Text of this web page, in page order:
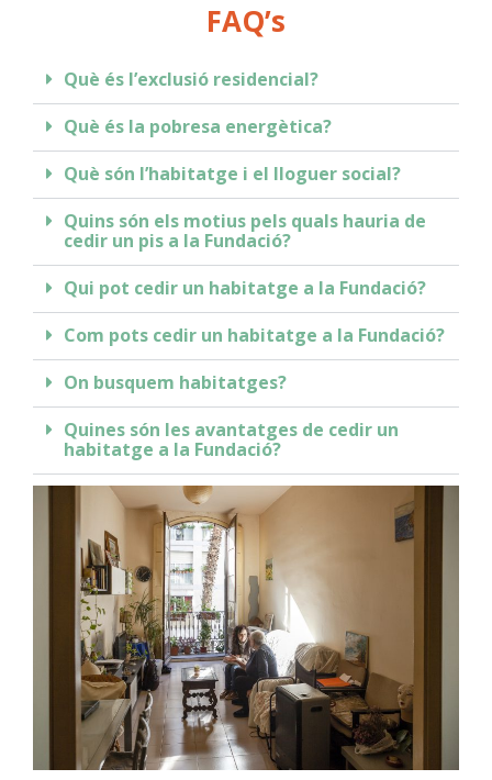
FAQ’s
Què és l’exclusió residencial?
Què és la pobresa energètica?
Què són l’habitatge i el lloguer social?
Quins són els motius pels quals hauria de
cedir un pis a la Fundació?
Qui pot cedir un habitatge a la Fundació?
Com pots cedir un habitatge a la Fundació?
On busquem habitatges?
Quines són les avantatges de cedir un
habitatge a la Fundació?